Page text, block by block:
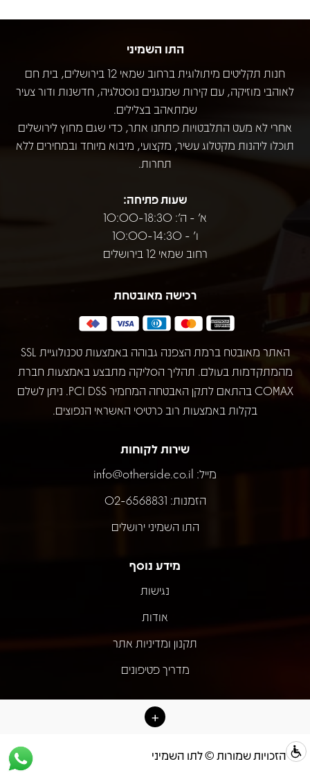
התו השמיני
חנות תקליטים מיתולוגית ברחוב שמאי 12 בירושלים, בית חם
לאוהבי מוזיקה, עם קירות שמנגנים נוסטלגיה, חדשנות ודור צעיר
שמתאהב בצלילים.
אחרי לא מעט התלבטויות פתחנו אתר, כדי שגם מחוץ לירושלים
תוכלו ליהנות מקטלוג עשיר, מקצועי, מיבוא מיוחד ובמחירים ללא
תחרות.
שעות פתיחה:
א' - ה': 10:00-18:30
ו' - 10:00-14:30
רחוב שמאי 12 בירושלים
רכישה מאובטחת
האתר מאובטח ברמת הצפנה גבוהה באמצעות טכנולוגיית SSL
מהמתקדמות בעולם. תהליך הסליקה מתבצע באמצעות חברת
COMAX בהתאם לתקן האבטחה המחמיר PCI DSS. ניתן לשלם
בקלות באמצעות רוב כרטיסי האשראי הנפוצים.
שירות לקוחות
מייל: info@otherside.co.il
הזמנות: 02-6568831
התו השמיני ירושלים
מידע נוסף
נגישות
אודות
תקנון ומדיניות אתר
מדריך פטיפונים
כל הזכויות שמורות © לתו השמיני